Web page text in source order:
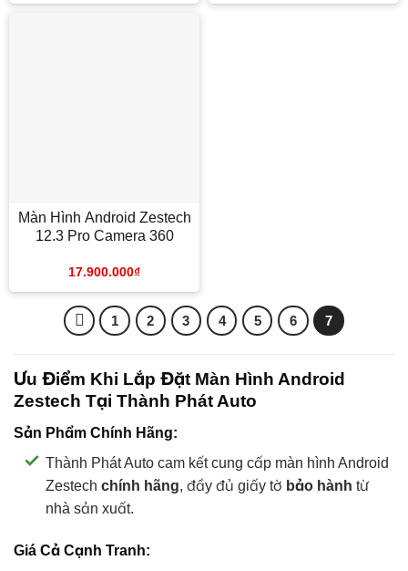
Màn Hình Android Zestech
12.3 Pro Camera 360
17.900.000₫
1 2 3 4 5 6 7
Ưu Điểm Khi Lắp Đặt Màn Hình Android
Zestech Tại Thành Phát Auto
Sản Phẩm Chính Hãng:
Thành Phát Auto cam kết cung cấp màn hình Android
Zestech chính hãng, đầy đủ giấy tờ bảo hành từ
nhà sản xuất.
Giá Cả Cạnh Tranh: